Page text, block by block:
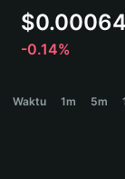
Español
Português (Brasil)
$
-0.14%
Waktu 1m 5m